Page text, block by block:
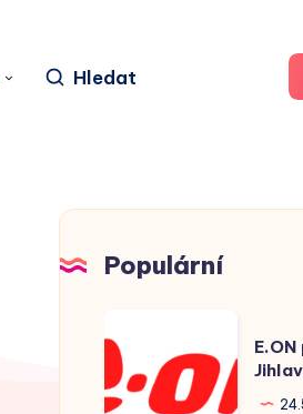
Hledat
Populární
pobočka
Jihlava